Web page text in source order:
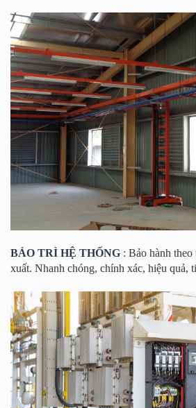
BẢO TRÌ HỆ THỐNG : Bảo hành theo
xuất. Nhanh chóng, chính xác, hiệu quả,